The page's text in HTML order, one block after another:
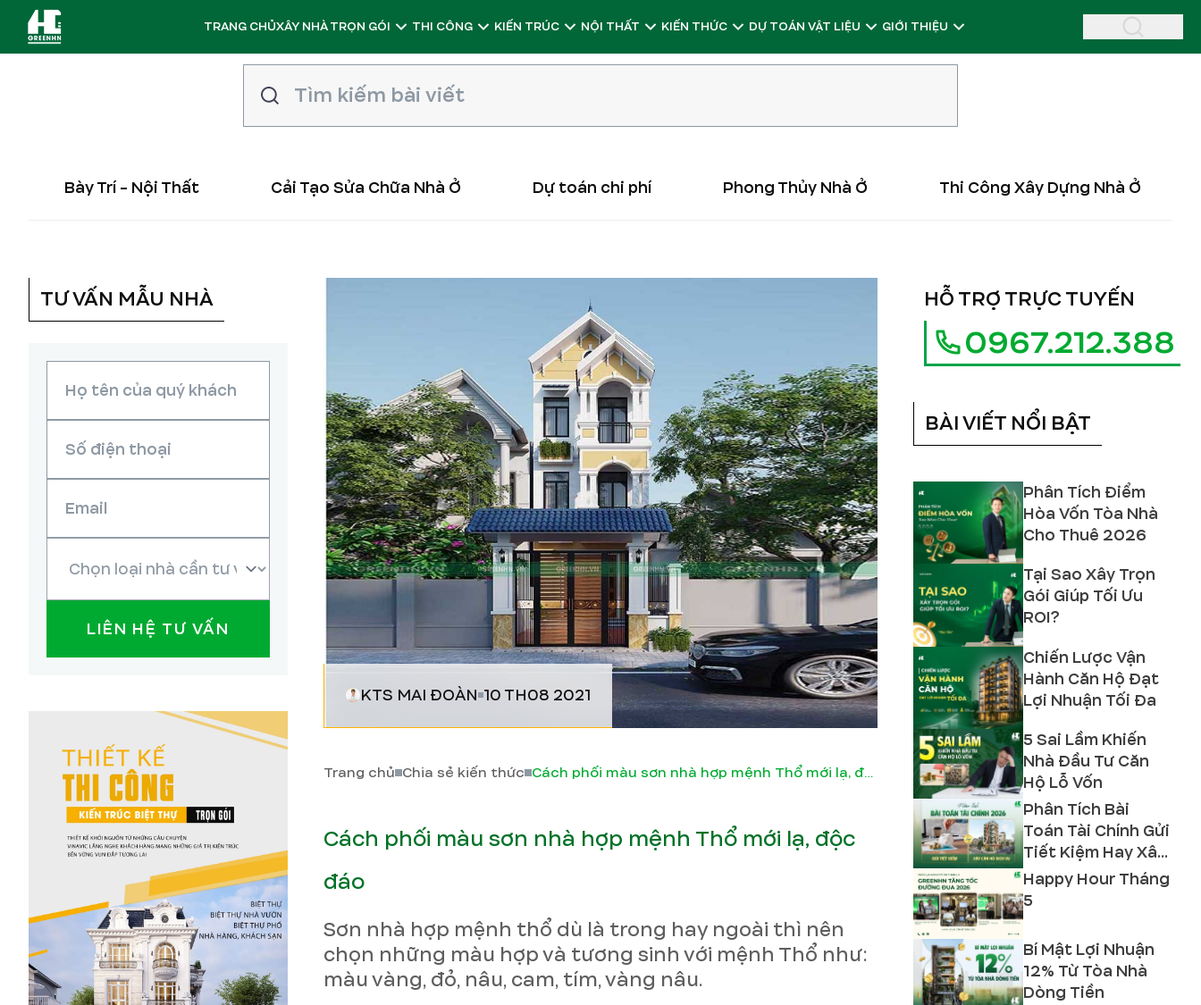
TRANG CHỦXÂY NHÀ TRỌN GÓI THI CÔNG KIẾN TRÚC NỘI THẤT KIẾN THỨC DỰ TOÁN VẬT LIỆU GIỚI THIỆU
Bày Trí - Nội Thất Cải Tạo Sửa Chữa Nhà Ở Dự toán chi phí Phong Thủy Nhà Ở Thi Công Xây Dựng Nhà Ở
TƯ VẤN MẪU NHÀ
LIÊN HỆ TƯ VẤN
KTS MAI ĐOÀN 10 TH08 2021
Trang chủ Chia sẻ kiến thức Cách phối màu sơn nhà hợp mệnh Thổ mới lạ, độc đáo
Cách phối màu sơn nhà hợp mệnh Thổ mới lạ, độc
đáo
Sơn nhà hợp mệnh thổ dù là trong hay ngoài thì nên
chọn những màu hợp và tương sinh với mệnh Thổ như:
màu vàng, đỏ, nâu, cam, tím, vàng nâu.
HỖ TRỢ TRỰC TUYẾN
0967.212.388
BÀI VIẾT NỔI BẬT
Phân Tích Điểm
Hòa Vốn Tòa Nhà
Cho Thuê 2026
Tại Sao Xây Trọn
Gói Giúp Tối Ưu
ROI?
Chiến Lược Vận
Hành Căn Hộ Đạt
Lợi Nhuận Tối Đa
5 Sai Lầm Khiến
Nhà Đầu Tư Căn
Hộ Lỗ Vốn
Phân Tích Bài
Toán Tài Chính Gửi
Tiết Kiệm Hay Xây
Căn Hộ Dịch Vụ
2026?
Happy Hour Tháng
5
Bí Mật Lợi Nhuận
12% Từ Tòa Nhà
Dòng Tiền